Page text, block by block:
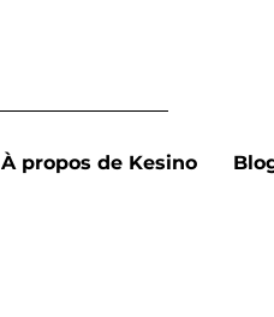
À propos de Kesino